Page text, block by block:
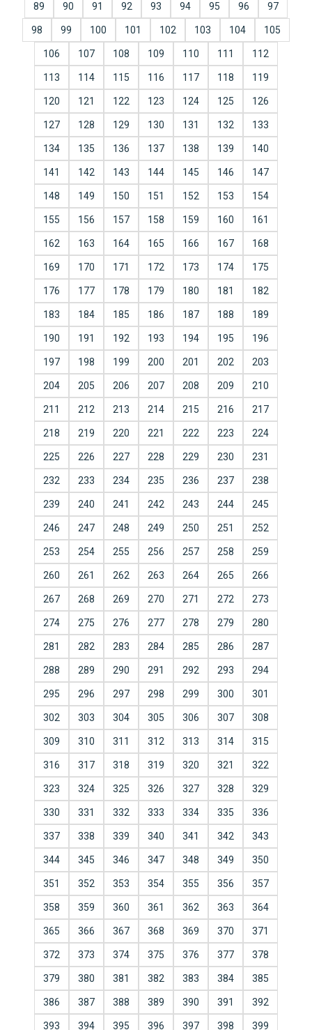
89 90 91 92 93 94 95 96 97
98 99 100 101 102 103 104 105
106 107 108 109 110 111 112
113 114 115 116 117 118 119
120 121 122 123 124 125 126
127 128 129 130 131 132 133
134 135 136 137 138 139 140
141 142 143 144 145 146 147
148 149 150 151 152 153 154
155 156 157 158 159 160 161
162 163 164 165 166 167 168
169 170 171 172 173 174 175
176 177 178 179 180 181 182
183 184 185 186 187 188 189
190 191 192 193 194 195 196
197 198 199 200 201 202 203
204 205 206 207 208 209 210
211 212 213 214 215 216 217
218 219 220 221 222 223 224
225 226 227 228 229 230 231
232 233 234 235 236 237 238
239 240 241 242 243 244 245
246 247 248 249 250 251 252
253 254 255 256 257 258 259
260 261 262 263 264 265 266
267 268 269 270 271 272 273
274 275 276 277 278 279 280
281 282 283 284 285 286 287
288 289 290 291 292 293 294
295 296 297 298 299 300 301
302 303 304 305 306 307 308
309 310 311 312 313 314 315
316 317 318 319 320 321 322
323 324 325 326 327 328 329
330 331 332 333 334 335 336
337 338 339 340 341 342 343
344 345 346 347 348 349 350
351 352 353 354 355 356 357
358 359 360 361 362 363 364
365 366 367 368 369 370 371
372 373 374 375 376 377 378
379 380 381 382 383 384 385
386 387 388 389 390 391 392
393 394 395 396 397 398 399